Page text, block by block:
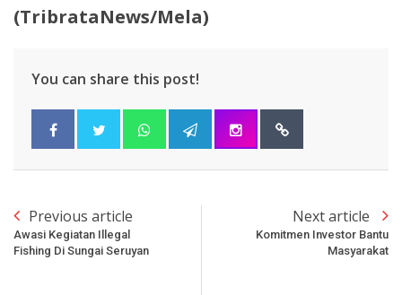
(TribrataNews/Mela)
You can share this post!
Previous article
Awasi Kegiatan Illegal
Fishing Di Sungai Seruyan
Next article
Komitmen Investor Bantu
Masyarakat